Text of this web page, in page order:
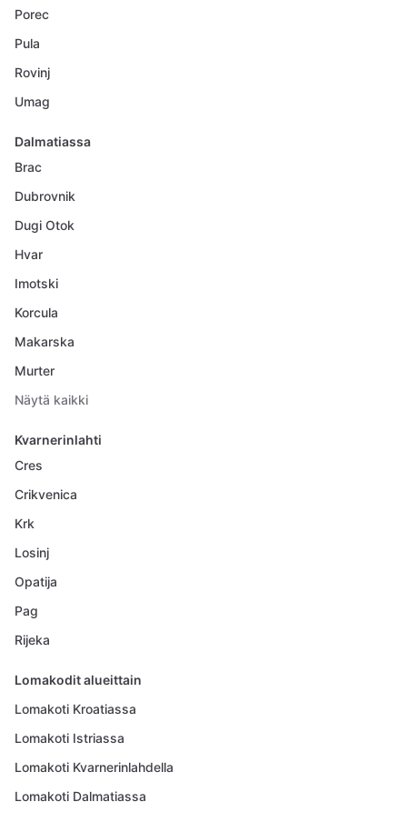
Porec
Pula
Rovinj
Umag
Dalmatiassa
Brac
Dubrovnik
Dugi Otok
Hvar
Imotski
Korcula
Makarska
Murter
Näytä kaikki
Kvarnerinlahti
Cres
Crikvenica
Krk
Losinj
Opatija
Pag
Rijeka
Lomakodit alueittain
Lomakoti Kroatiassa
Lomakoti Istriassa
Lomakoti Kvarnerinlahdella
Lomakoti Dalmatiassa